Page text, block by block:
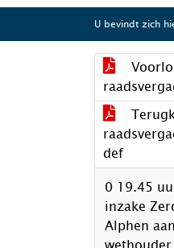
U bevindt zich
def
0 19.45
inzake
Alphen